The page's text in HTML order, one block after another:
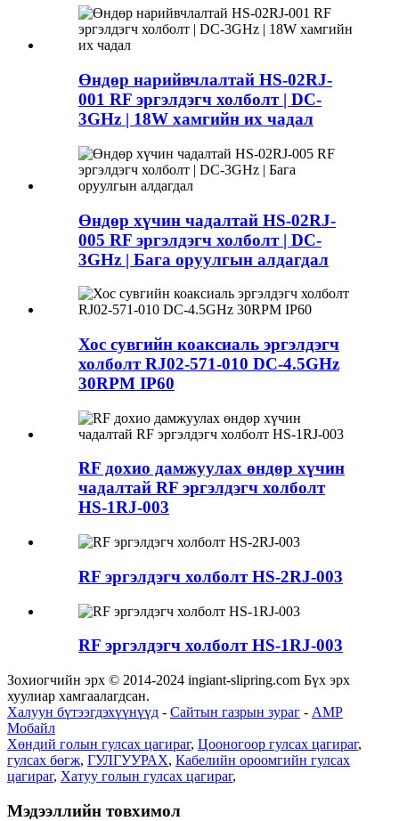
Өндөр нарийвчлалтай HS-02RJ-
001 RF эргэлдэгч холболт | DC-
3GHz | 18W хамгийн их чадал
Өндөр хүчин чадалтай HS-02RJ-
005 RF эргэлдэгч холболт | DC-
3GHz | Бага оруулгын алдагдал
Хос сувгийн коаксиаль эргэлдэгч
холболт RJ02-571-010 DC-4.5GHz
30RPM IP60
RF дохио дамжуулах өндөр хүчин
чадалтай RF эргэлдэгч холболт
HS-1RJ-003
RF эргэлдэгч холболт HS-2RJ-003
RF эргэлдэгч холболт HS-1RJ-003
Зохиогчийн эрх © 2014-2024 ingiant-slipring.com Бүх эрх
хуулиар хамгаалагдсан.
Халуун бүтээгдэхүүнүүд - Сайтын газрын зураг - AMP
Мобайл
Хөндий голын гулсах цагираг, Цооногоор гулсах цагираг,
гулсах бөгж, ГУЛГУУРАХ, Кабелийн ороомгийн гулсах
цагираг, Хатуу голын гулсах цагираг,
Мэдээллийн товхимол